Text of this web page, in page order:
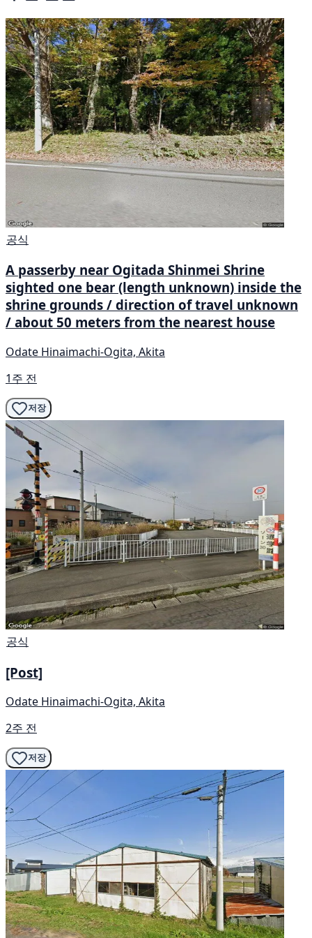
공식
A passerby near Ogitada Shinmei Shrine
sighted one bear (length unknown) inside the
shrine grounds / direction of travel unknown
/ about 50 meters from the nearest house
Odate Hinaimachi-Ogita, Akita
1주 전
저장
공식
[Post]
Odate Hinaimachi-Ogita, Akita
2주 전
저장